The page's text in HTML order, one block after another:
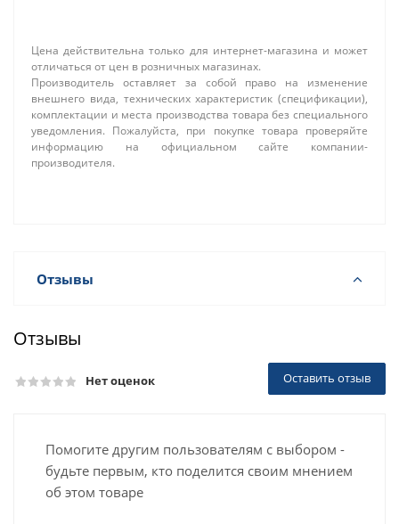
Цена действительна только для интернет-магазина и может
отличаться от цен в розничных магазинах.
Производитель оставляет за собой право на изменение
внешнего вида, технических характеристик (спецификации),
комплектации и места производства товара без специального
уведомления. Пожалуйста, при покупке товара проверяйте
информацию на официальном сайте компании-
производителя.
Отзывы
Отзывы
Нет оценок Оставить отзыв
Помогите другим пользователям с выбором -
будьте первым, кто поделится своим мнением
об этом товаре